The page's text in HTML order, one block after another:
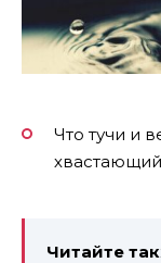
Что тучи и
Читайте